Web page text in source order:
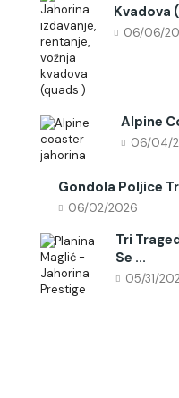
Kvadova
06/06/
Alpine
06/04/
Gondola Poljice
06/02/2026
Tri
Se ...
05/31/